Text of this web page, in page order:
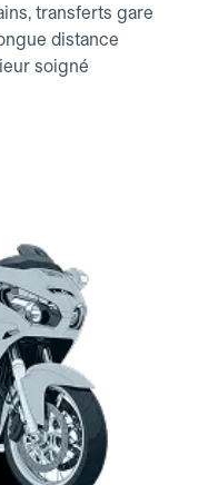
transferts gare
distance
soigné